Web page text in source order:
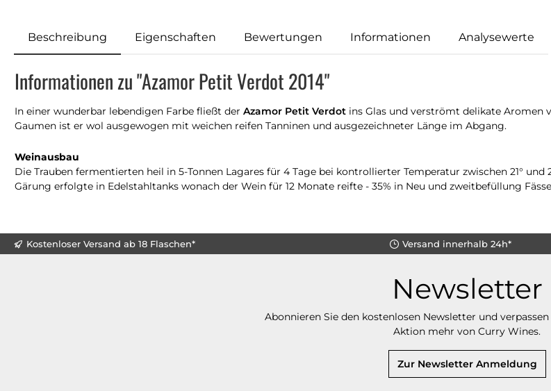
Beschreibung Eigenschaften Bewertungen Informationen Analysewerte
Informationen zu "Azamor Petit Verdot 2014"
In einer wunderbar lebendigen Farbe fließt der Azamor Petit Verdot ins Glas und verströmt delikate Aromen
Gaumen ist er wol ausgewogen mit weichen reifen Tanninen und ausgezeichneter Länge im Abgang.
Weinausbau
Die Trauben fermentierten heil in 5-Tonnen Lagares für 4 Tage bei kontrollierter Temperatur zwischen 21°
Gärung erfolgte in Edelstahltanks wonach der Wein für 12 Monate reifte - 35% in Neu und zweitbefüllung
Kostenloser Versand ab 18 Flaschen* Versand innerhalb 24h*
Newsletter
Abonnieren Sie den kostenlosen Newsletter und
Aktion mehr von Curry Wines.
Zur Newsletter Anmeldung